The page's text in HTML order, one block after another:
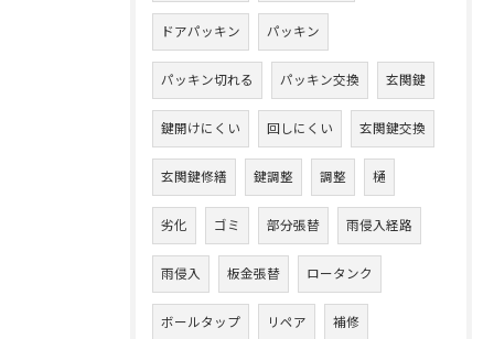
ドアパッキン パッキン
パッキン切れる パッキン交換 玄関鍵
鍵開けにくい 回しにくい 玄関鍵交換
玄関鍵修繕 鍵調整 調整 樋
劣化 ゴミ 部分張替 雨侵入経路
雨侵入 板金張替 ロータンク
ボールタップ リペア 補修